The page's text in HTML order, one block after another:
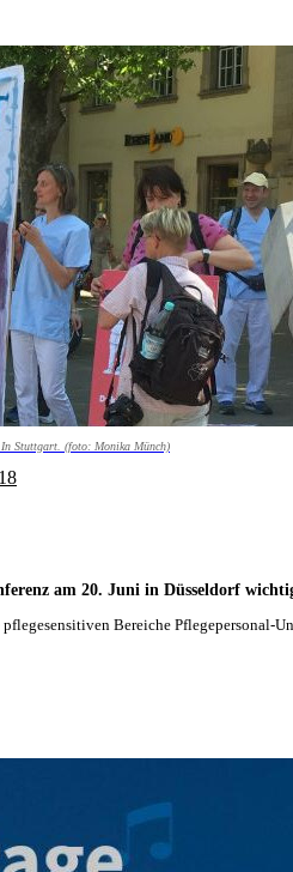
Stuttgart. (foto: Monika Münch)
am 20. Juni in Düsseldorf
Bereiche Pflegepersonal-